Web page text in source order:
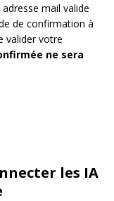
mail valide
de confirmation à
valider votre
ne sera
les IA